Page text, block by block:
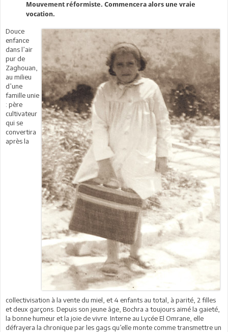
Mouvement réformiste. Commencera alors une vraie
vocation.
Douce
enfance
dans l’air
pur de
Zaghouan,
au milieu
d’une
famille unie
: père
cultivateur
qui se
convertira
après la
collectivisation à la vente du miel, et 4 enfants au total, à parité, 2 filles
et deux garçons. Depuis son jeune âge, Bochra a toujours aimé la gaieté,
la bonne humeur et la joie de vivre. Interne au Lycée El Omrane, elle
défrayera la chronique par les gags qu’elle monte comme transmettre un